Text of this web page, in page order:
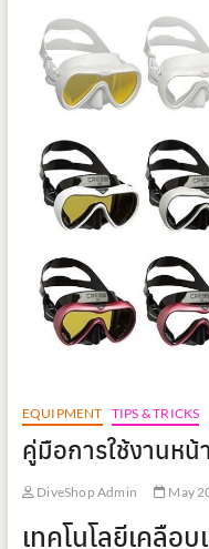
EQUIPMENT TIPS & TRICKS
คู่มือการใช้งานห
DiveShop Admin May
เทคโนโลยีเคลือ